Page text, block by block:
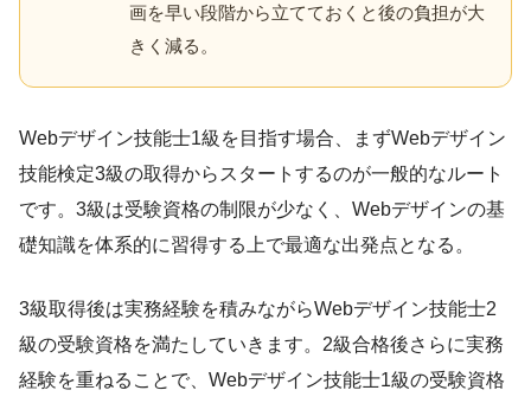
画を早い段階から立てておくと後の負担が大
きく減る。
Webデザイン技能士1級を目指す場合、まずWebデザイン
技能検定3級の取得からスタートするのが一般的なルート
です。3級は受験資格の制限が少なく、Webデザインの基
礎知識を体系的に習得する上で最適な出発点となる。
3級取得後は実務経験を積みながらWebデザイン技能士2
級の受験資格を満たしていきます。2級合格後さらに実務
経験を重ねることで、Webデザイン技能士1級の受験資格